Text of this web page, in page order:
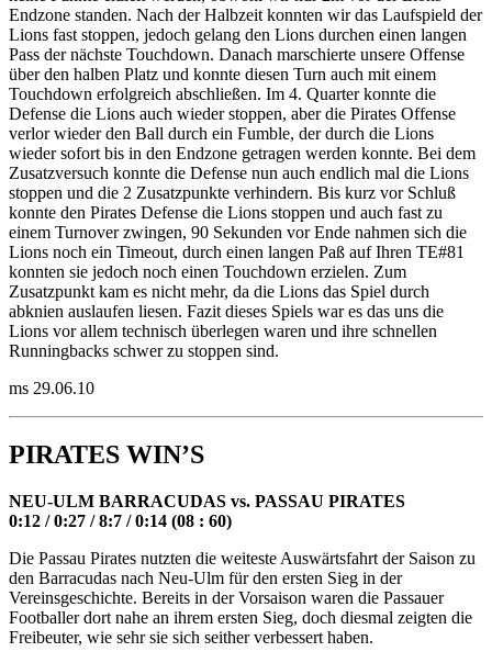
Endzone standen. Nach der Halbzeit konnten wir das Laufspield der
Lions fast stoppen, jedoch gelang den Lions durchen einen langen
Pass der nächste Touchdown. Danach marschierte unsere Offense
über den halben Platz und konnte diesen Turn auch mit einem
Touchdown erfolgreich abschließen. Im 4. Quarter konnte die
Defense die Lions auch wieder stoppen, aber die Pirates Offense
verlor wieder den Ball durch ein Fumble, der durch die Lions
wieder sofort bis in den Endzone getragen werden konnte. Bei dem
Zusatzversuch konnte die Defense nun auch endlich mal die Lions
stoppen und die 2 Zusatzpunkte verhindern. Bis kurz vor Schluß
konnte den Pirates Defense die Lions stoppen und auch fast zu
einem Turnover zwingen, 90 Sekunden vor Ende nahmen sich die
Lions noch ein Timeout, durch einen langen Paß auf Ihren TE#81
konnten sie jedoch noch einen Touchdown erzielen. Zum
Zusatzpunkt kam es nicht mehr, da die Lions das Spiel durch
abknien auslaufen liesen. Fazit dieses Spiels war es das uns die
Lions vor allem technisch überlegen waren und ihre schnellen
Runningbacks schwer zu stoppen sind.
ms 29.06.10
PIRATES WIN’S
NEU-ULM BARRACUDAS vs. PASSAU PIRATES
0:12 / 0:27 / 8:7 / 0:14 (08 : 60)
Die Passau Pirates nutzten die weiteste Auswärtsfahrt der Saison zu
den Barracudas nach Neu-Ulm für den ersten Sieg in der
Vereinsgeschichte. Bereits in der Vorsaison waren die Passauer
Footballer dort nahe an ihrem ersten Sieg, doch diesmal zeigten die
Freibeuter, wie sehr sie sich seither verbessert haben.